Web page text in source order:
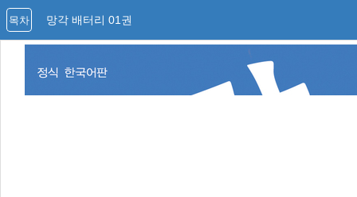
망각 배터리 01권
목차